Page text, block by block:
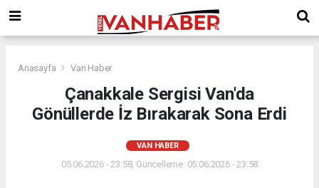
Anasayfa Van Haber
Çanakkale Sergisi Van'da
Gönüllerde İz Bırakarak Sona Erdi
VAN HABER
05.06.2026 - 23:58, Güncelleme: 05.06.2026 - 23:58